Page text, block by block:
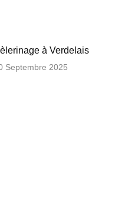
à Verdelais
Septembre 2025